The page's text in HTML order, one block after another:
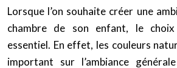
Lorsque l’on souhaite créer une
chambre de son enfant, le
essentiel. En effet, les couleurs
important sur l’ambiance